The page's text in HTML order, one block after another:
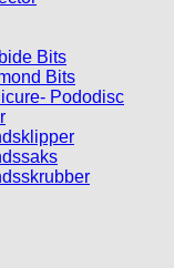
Bits
Bits
Pododisc